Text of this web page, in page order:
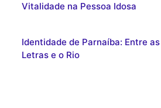
Vitalidade na Pessoa Idosa
Identidade de Parnaíba: Entre as
Letras e o Rio